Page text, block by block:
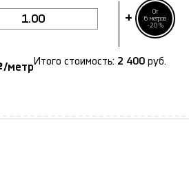
+
От
6 метров
-20%
/метр Итого стоимость: 2 400 руб.